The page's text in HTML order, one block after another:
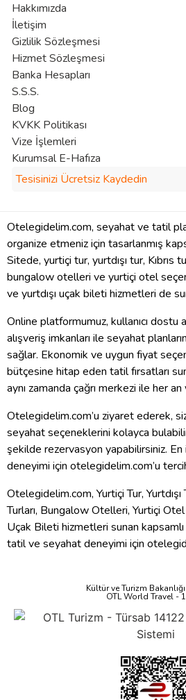
Hakkımızda
İletişim
Gizlilik Sözleşmesi
Hizmet Sözleşmesi
Banka Hesapları
S.S.S.
Blog
KVKK Politikası
Vize İşlemleri
Kurumsal E-Hafıza
Tesisinizi Ücretsiz Kaydedin
Otelegidelim.com, seyahat ve tatil
organize etmeniz için tasarlanmış
Sitede, yurtiçi tur, yurtdışı tur, Kıbrıs
bungalow otelleri ve yurtiçi otel
ve yurtdışı uçak bileti hizmetleri de
Online platformumuz, kullanıcı dostu
alışveriş imkanları ile seyahat
sağlar. Ekonomik ve uygun fiyat
bütçesine hitap eden tatil fırsatları
aynı zamanda çağrı merkezi ile her an
Otelegidelim.com’u ziyaret ederek,
seyahat seçeneklerini kolayca
şekilde rezervasyon yapabilirsiniz.
deneyimi için otelegidelim.com’u
Otelegidelim.com, Yurtiçi Tur, Yurtdışı
Turları, Bungalow Otelleri, Yurtiçi Otel
Uçak Bileti hizmetleri sunan
tatil ve seyahat deneyimi için
Kültür ve Turizm
OTL World Travel -